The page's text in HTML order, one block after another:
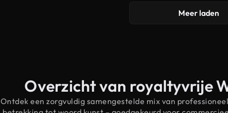
Meer laden
Overzicht van royaltyvrije
Ontdek een zorgvuldig samengestelde mix van